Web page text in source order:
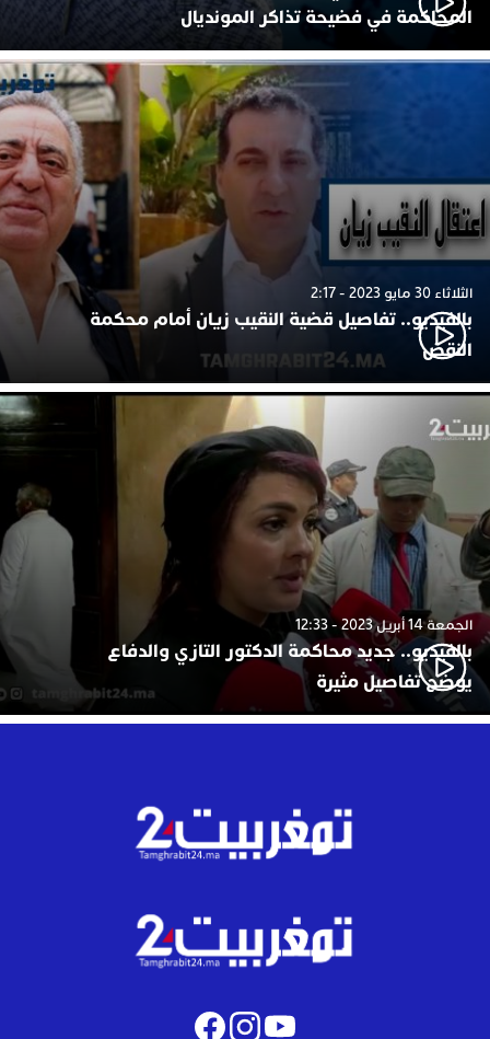
المحاكمة في فضيحة تذاكر المونديال
الثلاثاء 30 مايو 2023 - 2:17
بالفيديو.. تفاصيل قضية النقيب زيان أمام محكمة
النقض
الجمعة 14 أبريل 2023 - 12:33
بالفيديو.. جديد محاكمة الدكتور التازي والدفاع
يوضح تفاصيل مثيرة